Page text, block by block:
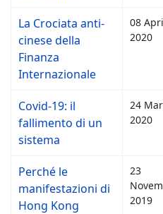
La Crociata anti-
cinese della
Finanza
Internazionale
08
2020
Covid-19: il
fallimento di un
sistema
24
2020
Perché le
manifestazioni di
Hong Kong
23
2019